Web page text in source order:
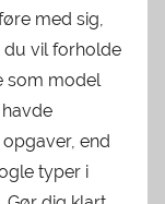
med sig,
du vil forholde
som model
end
typer i